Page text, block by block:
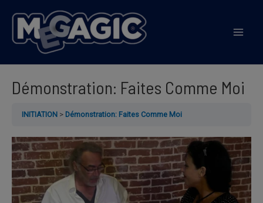
contenu
Démonstration: Faites Comme Moi
INITIATION Démonstration: Faites Comme Moi